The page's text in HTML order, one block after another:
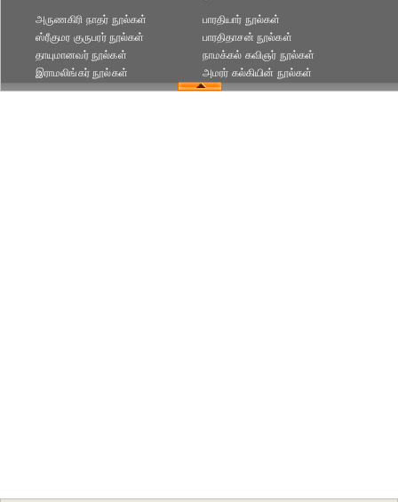
அருணகிரி நாதர் நூல்கள்
ஸ்ரீகுமர குருபரர் நூல்கள்
தாயுமானவர் நூல்கள்
இராமலிங்கர் நூல்கள்
பாரதியார் நூல்கள்
பாரதிதாசன் நூல்கள்
நாமக்கல் கவிஞர் நூல்கள்
அமரர் கல்கியின் நூல்கள்